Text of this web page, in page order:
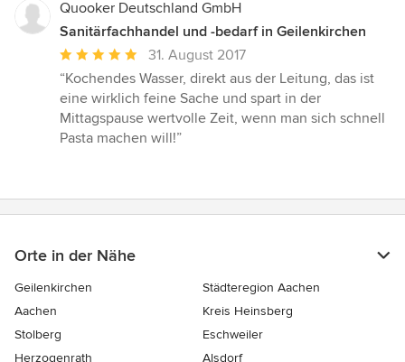
Quooker Deutschland GmbH
Sanitärfachhandel und -bedarf in Geilenkirchen
Durchschnittliche
Bewertung:
5
von
5
31. August 2017
“Kochendes Wasser, direkt aus der Leitung, das ist
eine wirklich feine Sache und spart in der
Mittagspause wertvolle Zeit, wenn man sich schnell
Pasta machen will!”
Orte in der Nähe
Geilenkirchen
Städteregion Aachen
Aachen
Kreis Heinsberg
Stolberg
Eschweiler
Herzogenrath
Alsdorf